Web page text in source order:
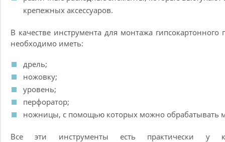
крепежных аксессуаров.
В качестве инструмента для монтажа гипсокартонного
необходимо иметь:
дрель;
ножовку;
уровень;
перфоратор;
ножницы, с помощью которых можно обрабатывать
Все эти инструменты есть практически у